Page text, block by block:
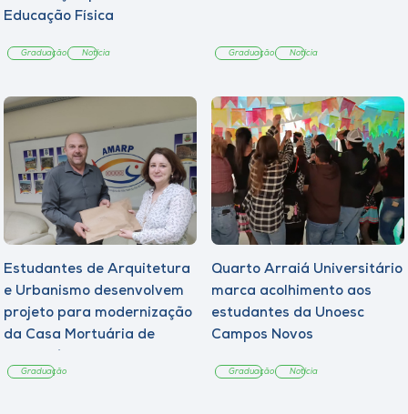
Educação Física
Graduação Notícia Graduação Notícia
Estudantes de Arquitetura
e Urbanismo desenvolvem
projeto para modernização
da Casa Mortuária de
Graduação
Quarto Arraiá Universitário
marca acolhimento aos
estudantes da Unoesc
Campos Novos
Graduação Notícia